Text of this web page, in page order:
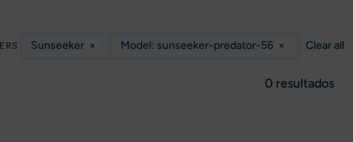
Sunseeker × Model: sunseeker-predator-56 × Clear all
0 resultados